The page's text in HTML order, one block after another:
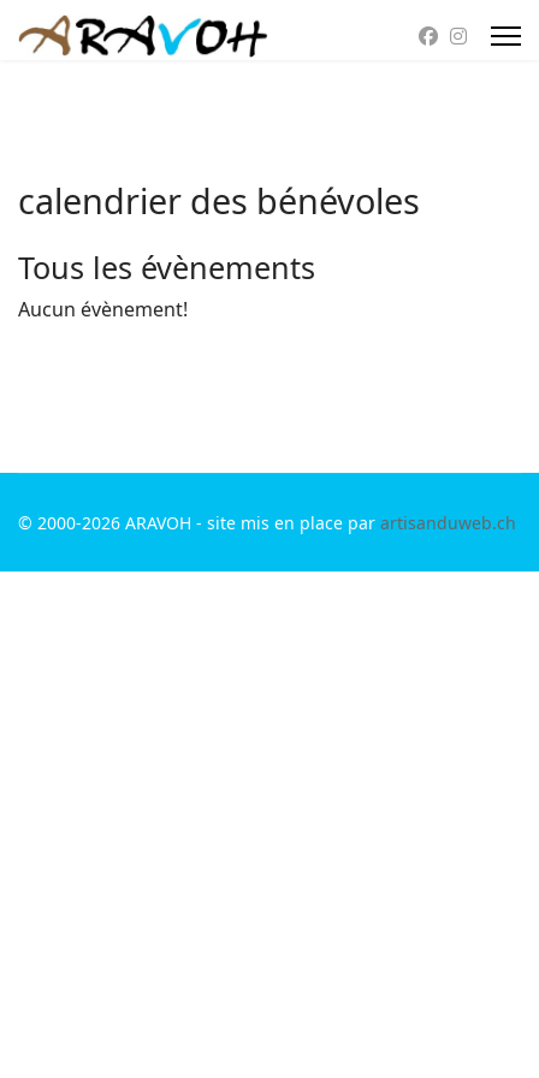
calendrier des bénévoles
Tous les évènements
Aucun évènement!
© 2000-2026 ARAVOH - site mis en place par artisanduweb.ch